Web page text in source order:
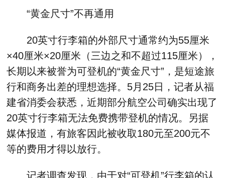
“黄金尺寸”不再通用
20英寸行李箱的外部尺寸通常约为55厘米
×40厘米×20厘米（三边之和不超过115厘米），
长期以来被誉为可登机的“黄金尺寸”，是短途旅
行和商务出差的理想选择。5月25日，记者从福
建省消委会获悉，近期部分航空公司确实出现了
20英寸行李箱无法免费携带登机的情况。另据
媒体报道，有旅客因此被收取180元至200元不
等的费用才得以放行。
记者调查发现，由于对“可登机”行李箱的认